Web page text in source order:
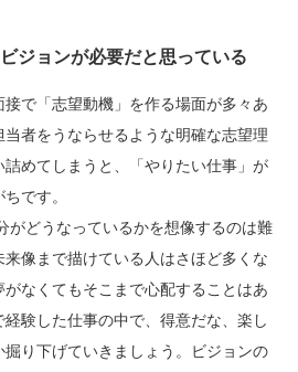
ジョンが必要だと思っている
で「志望動機」を作る場面が多々あ
者をうならせるような明確な志望理
めてしまうと、「やりたい仕事」が
です。
がどうなっているかを想像するのは難
像まで描けている人はさほど多くな
なくてもそこまで心配することはあ
験した仕事の中で、得意だな、楽し
り下げていきましょう。ビジョンの